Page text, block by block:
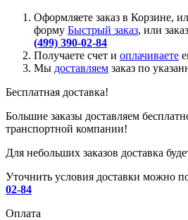
Оформляете заказ в Корзине,
форму Быстрый заказ, или
(499) 390-02-84
Получаете счет и оплачиваете
Мы доставляем заказ по
Бесплатная доставка!
Большие заказы доставляем
транспортной компании!
Для небольших заказов доставка
Уточнить условия доставки можно
02-84
Оплата